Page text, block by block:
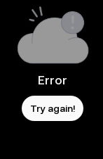
Error
Try again!